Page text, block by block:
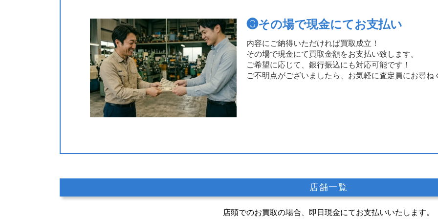
❸その場で現金にてお支払い
内容にご納得いただければ買取成立！
その場で現金にて買取金額をお支払い致します。
ご希望に応じて、銀行振込にも対応可能です！
ご不明点がございましたら、お気軽に査定員にお尋ね
店舗一覧
店頭でのお買取の場合、即日現金にてお支払いいたします。